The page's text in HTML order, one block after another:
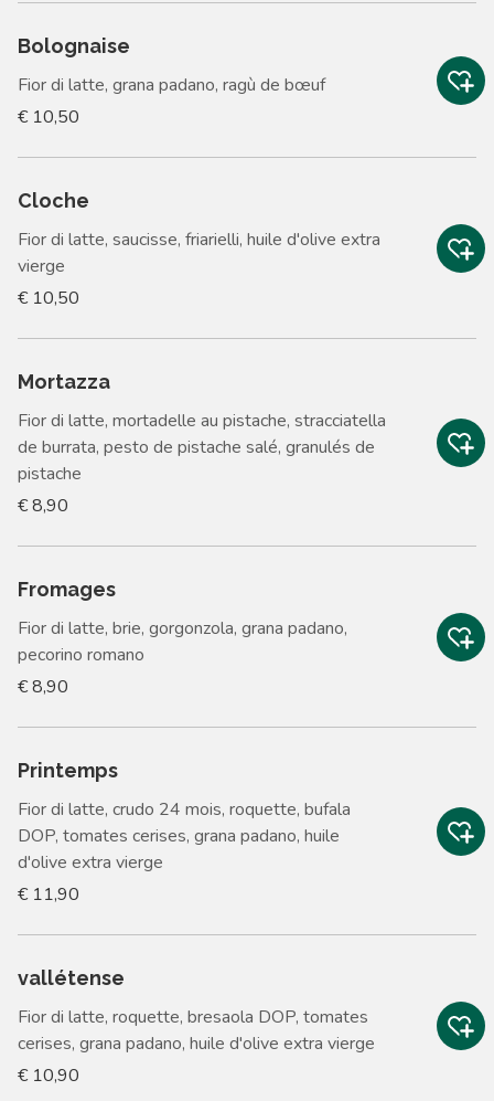
Bolognaise
Fior di latte, grana padano, ragù de bœuf
€ 10,50
Cloche
Fior di latte, saucisse, friarielli, huile d'olive extra
vierge
€ 10,50
Mortazza
Fior di latte, mortadelle au pistache, stracciatella
de burrata, pesto de pistache salé, granulés de
pistache
€ 8,90
Fromages
Fior di latte, brie, gorgonzola, grana padano,
pecorino romano
€ 8,90
Printemps
Fior di latte, crudo 24 mois, roquette, bufala
DOP, tomates cerises, grana padano, huile
d'olive extra vierge
€ 11,90
vallétense
Fior di latte, roquette, bresaola DOP, tomates
cerises, grana padano, huile d'olive extra vierge
€ 10,90